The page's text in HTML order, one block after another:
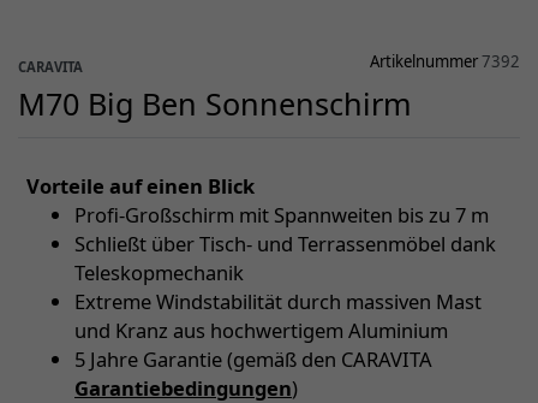
CARAVITA Artikelnummer7392
M70 Big Ben Sonnenschirm
Vorteile auf einen Blick
Profi-Großschirm mit Spannweiten bis zu 7 m
Schließt über Tisch- und Terrassenmöbel dank
Teleskopmechanik
Extreme Windstabilität durch massiven Mast
und Kranz aus hochwertigem Aluminium
5 Jahre Garantie (gemäß den CARAVITA
Garantiebedingungen)